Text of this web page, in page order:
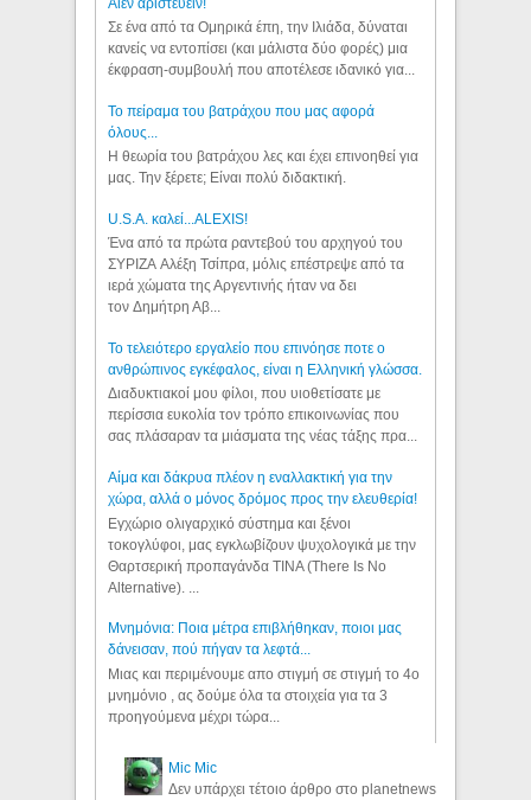
Σε ένα από τα Ομηρικά έπη, την Ιλιάδα, δύναται
κανείς να εντοπίσει (και μάλιστα δύο φορές) μια
έκφραση-συμβουλή που αποτέλεσε ιδανικό για...
Το πείραμα του βατράχου που μας αφορά
όλους...
Η θεωρία του βατράχου λες και έχει επινοηθεί για
μας. Την ξέρετε; Είναι πολύ διδακτική.
U.S.A. καλεί...ALEXIS!
Ένα από τα πρώτα ραντεβού του αρχηγού του
ΣΥΡΙΖΑ Αλέξη Τσίπρα, μόλις επέστρεψε από τα
ιερά χώματα της Αργεντινής ήταν να δει
τον Δημήτρη Αβ...
Το τελειότερο εργαλείο που επινόησε ποτε ο
ανθρώπινος εγκέφαλος, είναι η Ελληνική γλώσσα.
Διαδυκτιακοί μου φίλοι, που υιοθετίσατε με
περίσσια ευκολία τον τρόπο επικοινωνίας που
σας πλάσαραν τα μιάσματα της νέας τάξης πρα...
Αίμα και δάκρυα πλέον η εναλλακτική για την
χώρα, αλλά ο μόνος δρόμος προς την ελευθερία!
Εγχώριο ολιγαρχικό σύστημα και ξένοι
τοκογλύφοι, μας εγκλωβίζουν ψυχολογικά με την
Θαρτσερική προπαγάνδα TINA (There Is No
Alternative). ...
Μνημόνια: Ποια μέτρα επιβλήθηκαν, ποιοι μας
δάνεισαν, πού πήγαν τα λεφτά...
Μιας και περιμένουμε απο στιγμή σε στιγμή το 4ο
μνημόνιο , ας δούμε όλα τα στοιχεία για τα 3
προηγούμενα μέχρι τώρα...
Mic Mic
Δεν υπάρχει τέτοιο άρθρο στο planetnews